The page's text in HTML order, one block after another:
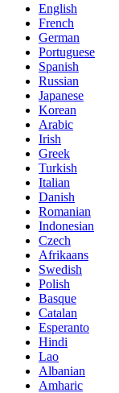
English
French
German
Portuguese
Spanish
Russian
Japanese
Korean
Arabic
Irish
Greek
Turkish
Italian
Danish
Romanian
Indonesian
Czech
Afrikaans
Swedish
Polish
Basque
Catalan
Esperanto
Hindi
Lao
Albanian
Amharic